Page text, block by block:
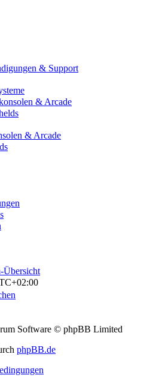
& Support
& Arcade
& Arcade
Übersicht
Software © phpBB Limited
phpBB.de